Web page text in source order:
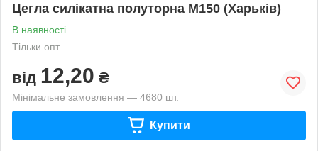
Цегла силікатна полуторна М150 (Харьків)
В наявності
Тільки опт
від 12,20 ₴
Мінімальне замовлення — 4680 шт.
Купити